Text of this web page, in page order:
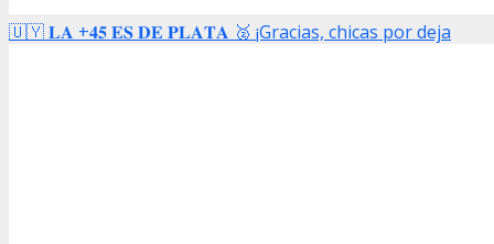
🇺🇾 𝐋𝐀 +𝟒𝟓 𝐄𝐒 𝐃𝐄 𝐏𝐋𝐀𝐓𝐀 🥈 ¡Gracias, chicas por deja